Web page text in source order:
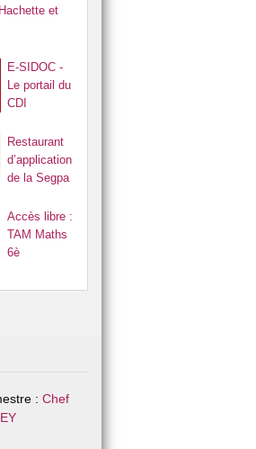
du collège
intérieur
scolaire
et
E-SIDOC -
Le portail du
CDI
Restaurant
d’application
de la Segpa
Accès libre :
TAM Maths
6è
: Chef